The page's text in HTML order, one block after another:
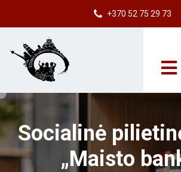
+370 52 75 29 73
Socialinė
„Maisto